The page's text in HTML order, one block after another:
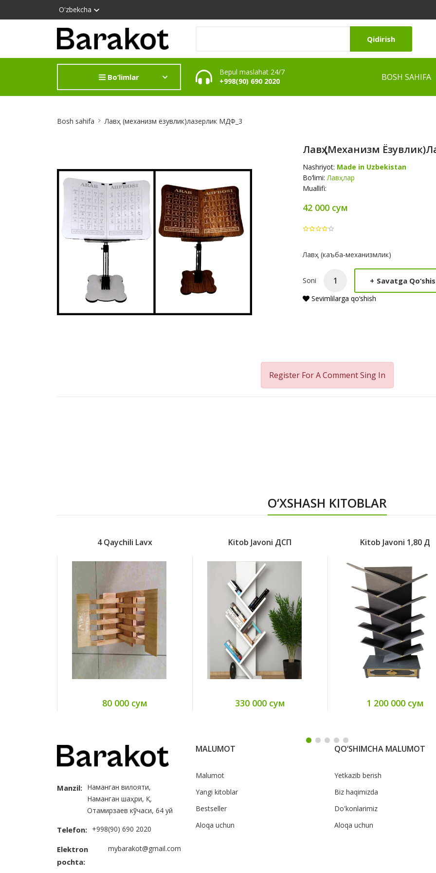
O'zbekcha
Qidirish
Bo‘limlar
Bepul maslahat 24/7
+998(90) 690 2020
BOSH SAHIFA
Bosh sahifa Лавҳ (механизм ёзувлик)лазерлик МДФ_3
Лавҳ (механизм
Nashriyot: Made in Uzbekistan
Bo‘limi:Лавҳлар
Muallifi:
42 000 сум
Product
Лавҳ (каъба-механизмлик)
Soni + Savatga
Sevimlilarga qo‘shish
Register For A CommentSing In
O‘XSHASH KITOBLAR
4 Qaychili Lavx
80 000 сум
Kitob Javoni ДСП
330 000 сум
Kitob Javoni 1,80 Д
1 200 000 сум
Manzil: Наманган вилояти,
Наманган шаҳри, Қ.
Отамирзаев кўчаси, 64 уй
Telefon: +998(90) 690 2020
Elektron
pochta:
mybarakot@gmail.com
MALUMOT
Malumot
Yangi kitoblar
Bestseller
Aloqa uchun
QO‘SHIMCHA MALUMOT
Yetkazib berish
Biz haqimizda
Do'konlarimiz
Aloqa uchun